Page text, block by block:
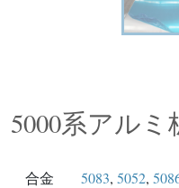
5000系アルミ
合金 5083, 5052,